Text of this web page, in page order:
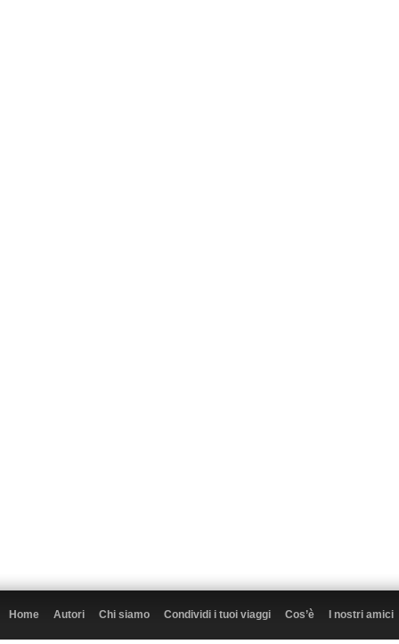
Home Autori Chi siamo Condividi i tuoi viaggi Cos’è I nostri amici